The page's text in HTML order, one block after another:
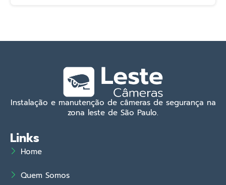
Instalação e manutenção de câmeras de segurança na
zona leste de São Paulo.
Links
Home
Quem Somos